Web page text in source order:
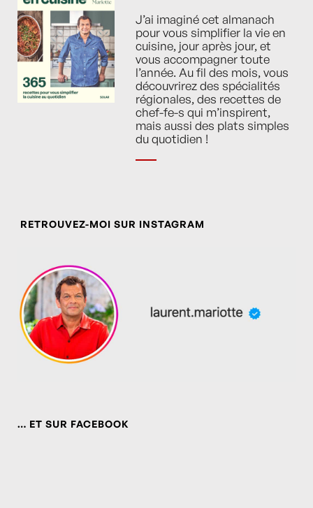
J’ai imaginé cet almanach
pour vous simplifier la vie en
cuisine, jour après jour, et
vous accompagner toute
l’année. Au fil des mois, vous
découvrirez des spécialités
régionales, des recettes de
chef-fe-s qui m’inspirent,
mais aussi des plats simples
du quotidien !
RETROUVEZ-MOI SUR INSTAGRAM
… ET SUR FACEBOOK